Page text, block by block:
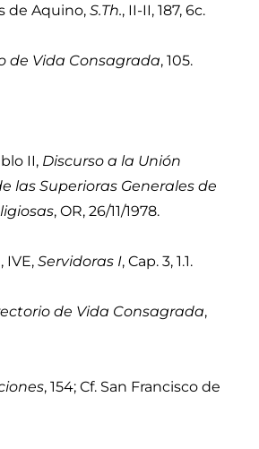
de Aquino,S.Th., II-II, 187, 6c.
de Vida Consagrada, 105.
II, Discurso a la Unión
las Superioras Generales de
, OR, 26/11/1978.
IVE,Servidoras I, Cap. 3, 1.1.
de Vida Consagrada,
, 154; Cf. San Francisco de